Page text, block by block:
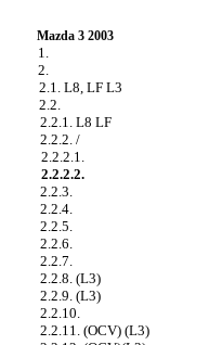
Mazda 3 2003
1.
2.
2.1. L8, LF L3
2.2.
2.2.1. L8 LF
2.2.2. /
2.2.2.1.
2.2.2.2.
2.2.3.
2.2.4.
2.2.5.
2.2.6.
2.2.7.
2.2.8. (L3)
2.2.9. (L3)
2.2.10.
2.2.11. (OCV) (L3)